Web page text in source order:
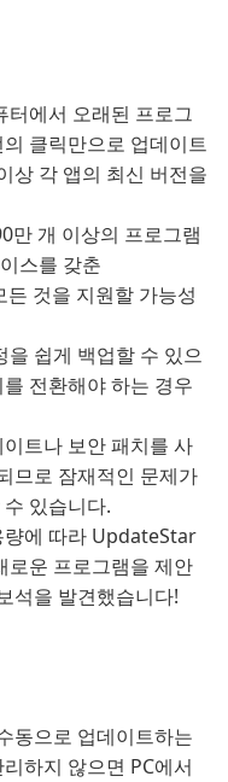
터에서 오래된 프로그
클릭만으로 업데이트
상 각 앱의 최신 버전을
만 개 이상의 프로그램
스를 갖춘
것을 지원할 가능성
을 쉽게 백업할 수 있으
전환해야 하는 경우
트나 보안 패치를 사
므로 잠재적인 문제가
있습니다.
량에 따라 UpdateStar
로운 프로그램을 제안
석을 발견했습니다!
동으로 업데이트하는
하지 않으면 PC에서